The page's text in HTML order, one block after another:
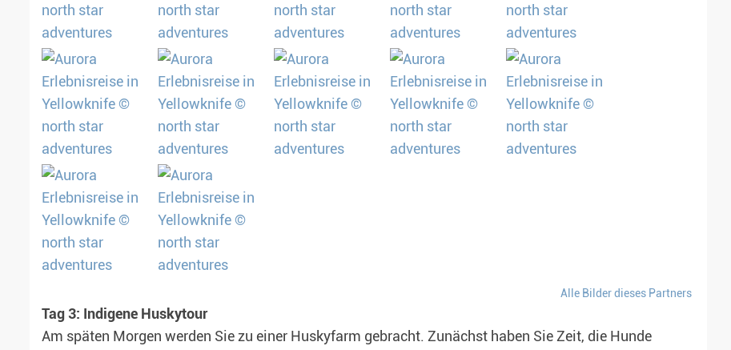
Alle Bilder dieses Partners
Tag 3: Indigene Huskytour
Am späten Morgen werden Sie zu einer Huskyfarm gebracht. Zunächst haben Sie Zeit, die Hunde